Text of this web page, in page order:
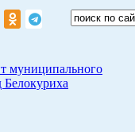
муниципального
Белокуриха